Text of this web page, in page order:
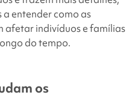
entender como as
afetar indivíduos e famílias
do tempo.
os